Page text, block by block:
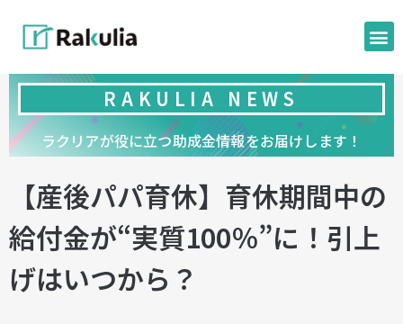
RAKULIA NEWS
ラクリアが役に立つ助成金情報をお届けします！
【産後パパ育休】育休期間中の
給付金が“実質100％”に！引上
げはいつから？